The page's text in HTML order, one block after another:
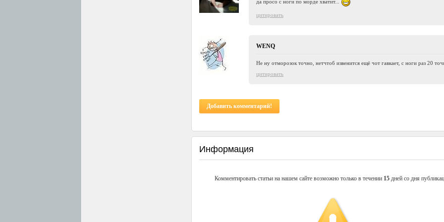
да просо с ноги по морде хватит...
цитировать
WENQ
Не ну отморозок точно, нетчтоб извенится ещё чот гавкает, с ноги раз 20
цитировать
Добавить комментарий!
Информация
Комментировать статьи на нашем сайте возможно только в течении 15дней со дня